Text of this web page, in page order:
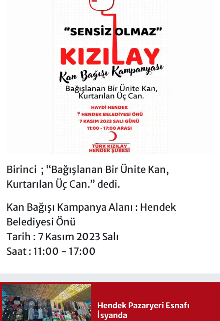
Birinci ; “Bağışlanan Bir Ünite Kan,
Kurtarılan Üç Can.” dedi.
Kan Bağışı Kampanya Alanı : Hendek
Belediyesi Önü
Tarih : 7 Kasım 2023 Salı
Saat : 11:00 - 17:00
Hendek Pazaryeri Esnafı
İsyanda